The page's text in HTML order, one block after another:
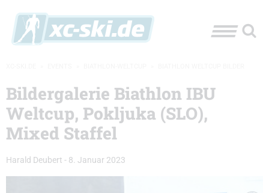
Bildergalerie Biathlon IBU
Weltcup, Pokljuka (SLO),
Mixed Staffel
Harald Deubert - 8. Januar 2023